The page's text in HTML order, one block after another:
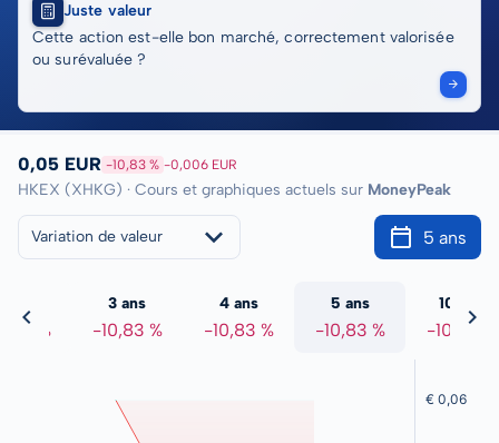
Juste valeur
Cette action est-elle bon marché, correctement valorisée
ou surévaluée ?
0,05 EUR -10,83 % -0,006 EUR
HKEX (XHKG) · Cours et graphiques actuels sur MoneyPeak
Variation de valeur 5 ans
%
3 ans
-10,83 %
4 ans
-10,83 %
5 ans
-10,83 %
10 ans
-10,83 %